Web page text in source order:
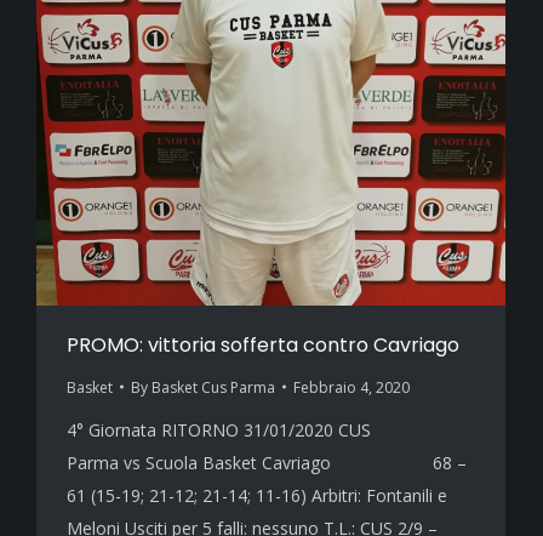
PROMO: vittoria sofferta contro Cavriago
Basket By Basket Cus Parma Febbraio 4, 2020
4° Giornata RITORNO 31/01/2020 CUS
Parma vs Scuola Basket Cavriago 68 –
61 (15-19; 21-12; 21-14; 11-16) Arbitri: Fontanili e
Meloni Usciti per 5 falli: nessuno T.L.: CUS 2/9 –